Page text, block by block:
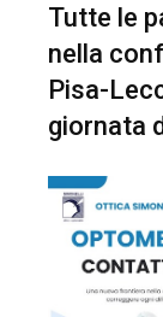
Tutte le
nella
Pisa-
giornata